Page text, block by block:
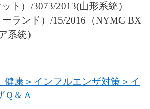
ト）/3073/2013(山形系統）
ランド）/15/2016（NYMC BX
系統）
康＞インフルエンザ対策＞イ
Ｑ＆Ａ